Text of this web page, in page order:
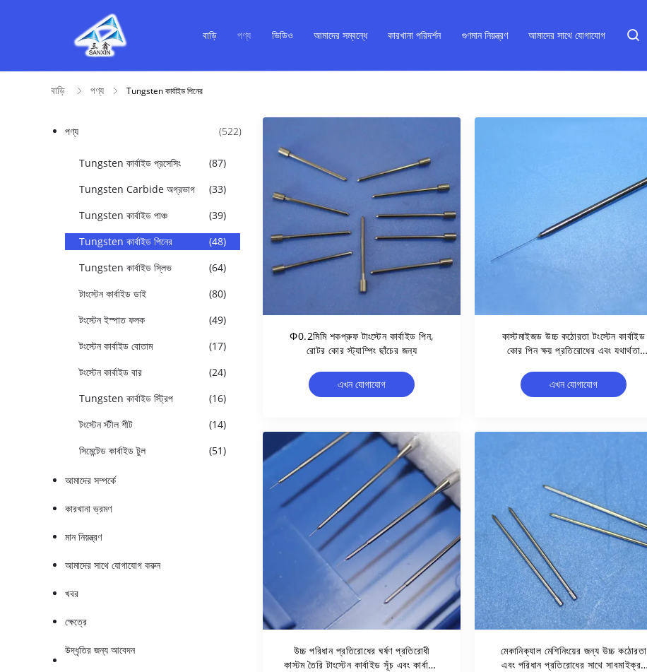
বাড়ি পণ্য ভিডিও আমাদের সম্বন্ধে কারখানা পরিদর্শন গুণমান নিয়ন্ত্রণ আমাদের সাথে যোগাযোগ
বাড়ি পণ্য Tungsten কার্বাইড পিনের
পণ্য (522)
Tungsten কার্বাইড প্রসেসিং
(87)
Tungsten Carbide অগ্রভাগ
(33)
Tungsten কার্বাইড পাঞ্চ
(39)
Tungsten কার্বাইড পিনের
(48)
Tungsten কার্বাইড স্লিভ
(64)
টাংস্টেন কার্বাইড ডাই
(80)
টংস্টেন ইস্পাত ফলক
(49)
টংস্টেন কার্বাইড বোতাম
(17)
টংস্টেন কার্বাইড বার
(24)
Tungsten কার্বাইড স্ট্রিপ
(16)
টংস্টেন স্টীল শীট
(14)
সিমেন্টেড কার্বাইড টুল
(51)
আমাদের সম্পর্কে
কারখানা ভ্রমণ
মান নিয়ন্ত্রণ
আমাদের সাথে যোগাযোগ করুন
খবর
ক্ষেত্রে
উদ্ধৃতির জন্য আবেদন
Φ0.2মিমি শকপ্রুফ টাংস্টেন কার্বাইড পিন,
রোটর কোর স্ট্যাম্পিং ছাঁচের জন্য
এখন যোগাযোগ
কাস্টমাইজড উচ্চ কঠোরতা টংস্টেন কার্বাইড
কোর পিন ক্ষয় প্রতিরোধের এবং যথার্থতা
এখন যোগাযোগ
উচ্চ পরিধান প্রতিরোধের ঘর্ষণ প্রতিরোধী
কাস্টম তৈরি টাংস্টেন কার্বাইড সূঁচ এবং কার্বাইড
মেকানিক্যাল মেশিনিংয়ের জন্য উচ্চ কঠোরতা
এবং পরিধান প্রতিরোধের সাথে সাবমাইক্রন